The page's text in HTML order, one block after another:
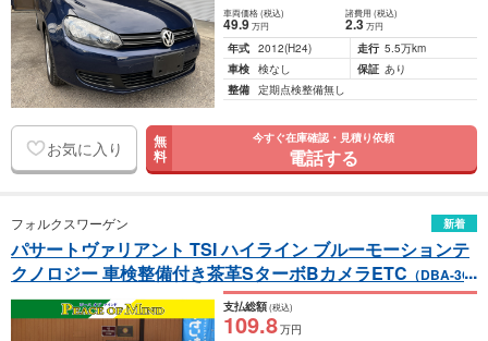
車両価格(税込)
49.9万円
諸費用 (税込)
2.3 万円
年式 2012(H24) 走行 5.5万km
車検 検なし 保証 あり
整備 定期点検整備無し
お気に入り 無
料
今すぐ在庫確認・見積り依頼
電話する
フォルクスワーゲン 新着
パサートヴァリアント TSI ハイライン ブルーモーションテ
クノロジー 車検整備付き茶革SターボBカメラETC （DBA-3C
CAX）
支払総額(税込)
109.8万円